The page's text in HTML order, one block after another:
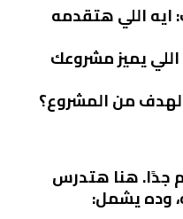
: ايه اللي هتقدمه
اللي يميز مشروعك
من المشروع؟
جدًا. هنا هتدرس
وده يشمل: